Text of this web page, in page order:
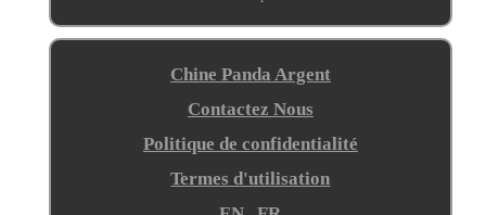
Chine Panda Argent
Contactez Nous
Politique de confidentialité
Termes d'utilisation